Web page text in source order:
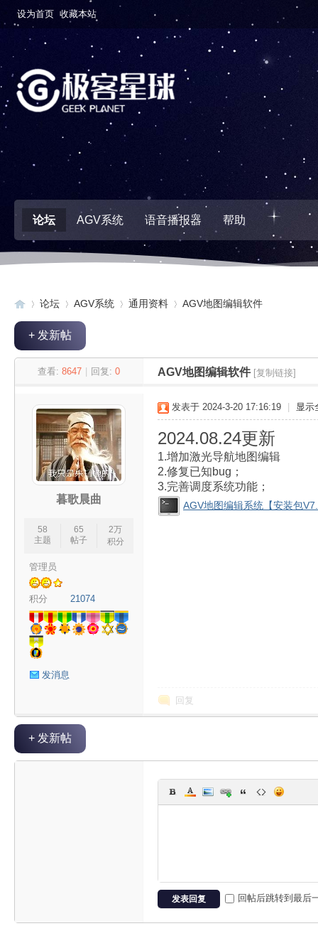
设为首页 收藏本站
论坛 AGV系统 语音播报器 帮助
论坛 AGV系统 通用资料 AGV地图编辑软件
+ 发新帖
查看: 8647 回复: 0 AGV地图编辑软件 [复制链接]
暮歌晨曲
58
主题
65
帖子
2万
积分
管理员
积分 21074
发消息
发表于 2024-3-20 17:16:19 显示
2024.08.24更新
1.增加激光导航地图编辑
2.修复已知bug；
3.完善调度系统功能；
AGV地图编辑系统【安装包
回复
+ 发新帖
发表回复 回帖后跳转到最后